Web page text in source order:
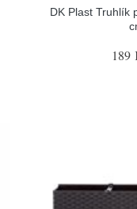
DK Plast Truhlík
189